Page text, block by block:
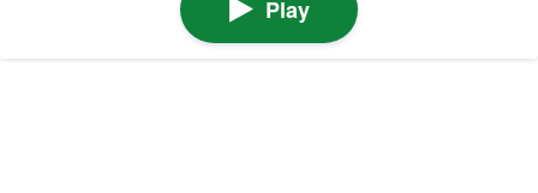
Play